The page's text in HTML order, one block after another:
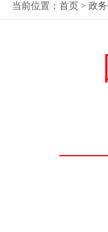
当前位置： 首页 > 政